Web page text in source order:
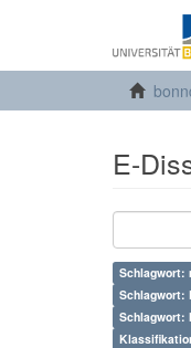
E-
Schlagwort:
Schlagwort:
Schlagwort: